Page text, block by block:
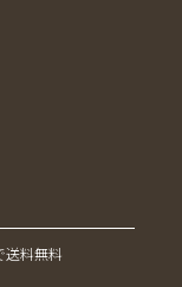
料無料